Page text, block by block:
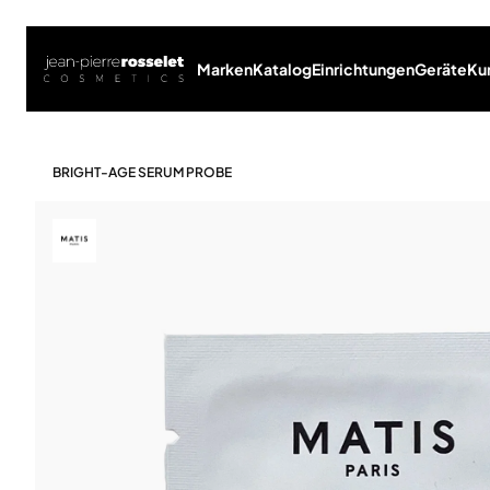
MarkenKatalogEinrichtungenGeräte
BRIGHT-AGE SERUM PROBE